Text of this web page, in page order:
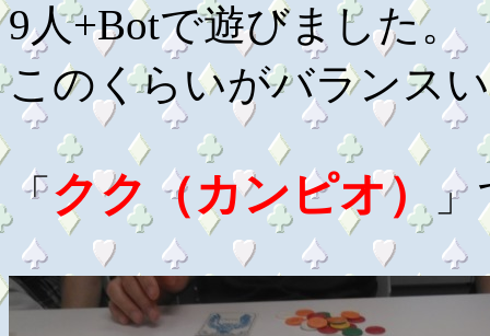
9人+Botで遊びました。
このくらいがバランス
「クク（カンピオ）